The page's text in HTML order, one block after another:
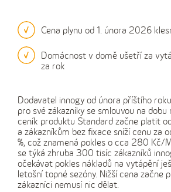
Cena plynu od 1. února 2026
Domácnost v domě ušetří za
za rok
Dodavatel innogy od února příštího
pro své zákazníky se smlouvou na
ceník produktu Standard začne platit
a zákazníkům bez fixace sníží cenu za
%, což znamená pokles o cca 280 Kč/
se týká zhruba 300 tisíc zákazníků
očekávat pokles nákladů na vytápění
letošní topné sezóny. Nižší cena začne
zákazníci nemusí nic dělat.